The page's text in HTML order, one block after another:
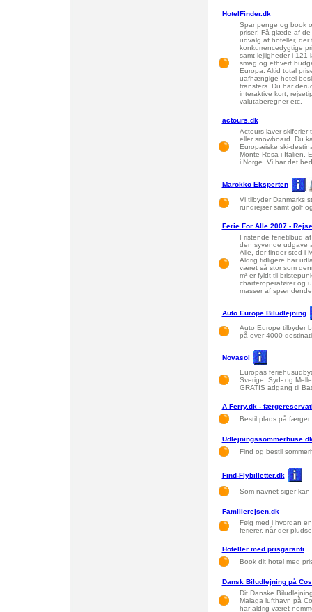
HotelFinder.dk
Spar penge og book
priser! Få glæde af de
udvalg af hoteller, der
konkurrencedygtige
samt lejligheder i 121
smag og ethvert
Europa. Altid total
uafhængige hotel
transfers. Du har
interaktive kort,
valutaberegner etc.
actours.dk
Actours laver skiferier
eller snowboard. Du
Europæiske ski-
Monte Rosa i Italien.
i Norge. Vi har det
Marokko Eksperten
Vi tilbyder Danmarks
rundrejser samt golf
Ferie For Alle 2007 -
Fristende ferietilbud
den syvende udgave
Alle, der finder sted i
Aldrig tidligere har
været så stor som
m² er fyldt til
charteroperatører og
masser af
Auto Europe Biludlejning
Auto Europe tilbyder
på over 4000
Novasol
Europas
Sverige, Syd- og
GRATIS adgang til
A Ferry.dk -
Bestil plads på færger
Find og bestil
Find-Flybilletter.dk
Som navnet siger
Familierejsen.dk
Følg med i hvordan
ferierer, når der
Hoteller med prisgaranti
Book dit hotel med
Dansk Biludlejning på
Dit Danske
Malaga lufthavn på
har aldrig været